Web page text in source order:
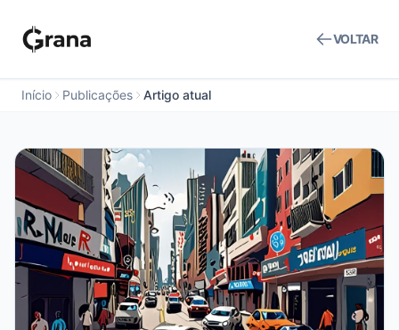
VOLTAR
Início Publicações Artigo atual